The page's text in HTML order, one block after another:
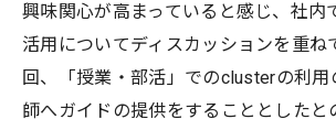
興味関心が高まっていると感じ、社内
活用についてディスカッションを重ね
回、「授業・部活」でのclusterの利用
師へガイドの提供をすることとしたと